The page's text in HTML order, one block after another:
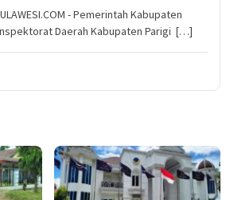
- Pemerintah Kabupaten
Daerah Kabupaten Parigi […]